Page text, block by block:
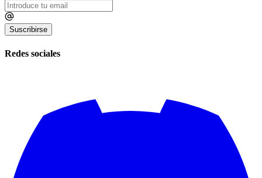
Suscribirse
Redes sociales